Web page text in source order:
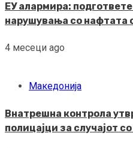
ЕУ алармира:
нарушувања со нафтата
4 месеци ago
Македонија
Внатрешна контрола
полицајци за случајот